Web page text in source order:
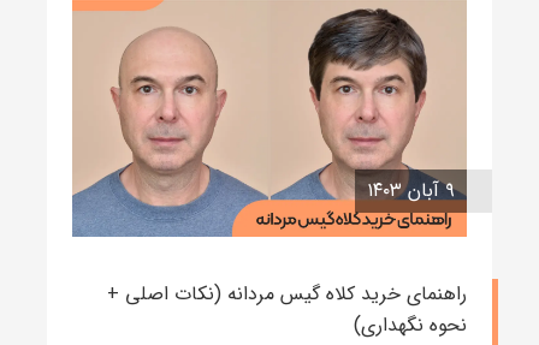
۹ آبان ۱۴۰۳
راهنمای خرید کلاه گیس مردانه (نکات اصلی +
نحوه نگهداری)